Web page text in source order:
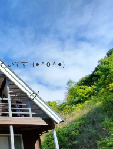
いです（●＾o＾●）
ブログ